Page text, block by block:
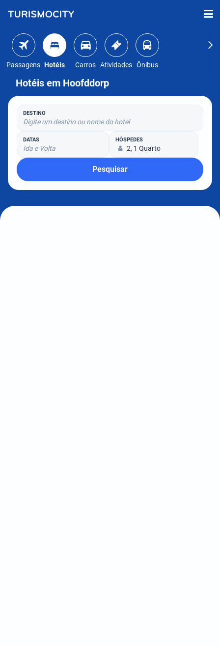
Passagens Hotéis Carros Atividades Ônibus
Hotéis em Hoofddorp
DESTINO
Digite um destino ou nome do hotel
DATAS
Ida e Volta
HÓSPEDES
2, 1 Quarto
Pesquisar